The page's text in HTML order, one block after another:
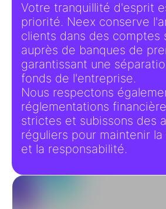
Votre tranquillité d'esprit
priorité. Neex conserve
clients dans des comptes
auprès de banques de
garantissant une
fonds de l'entreprise.
Nous respectons
réglementations
strictes et subissons des
réguliers pour maintenir
et la responsabilité.